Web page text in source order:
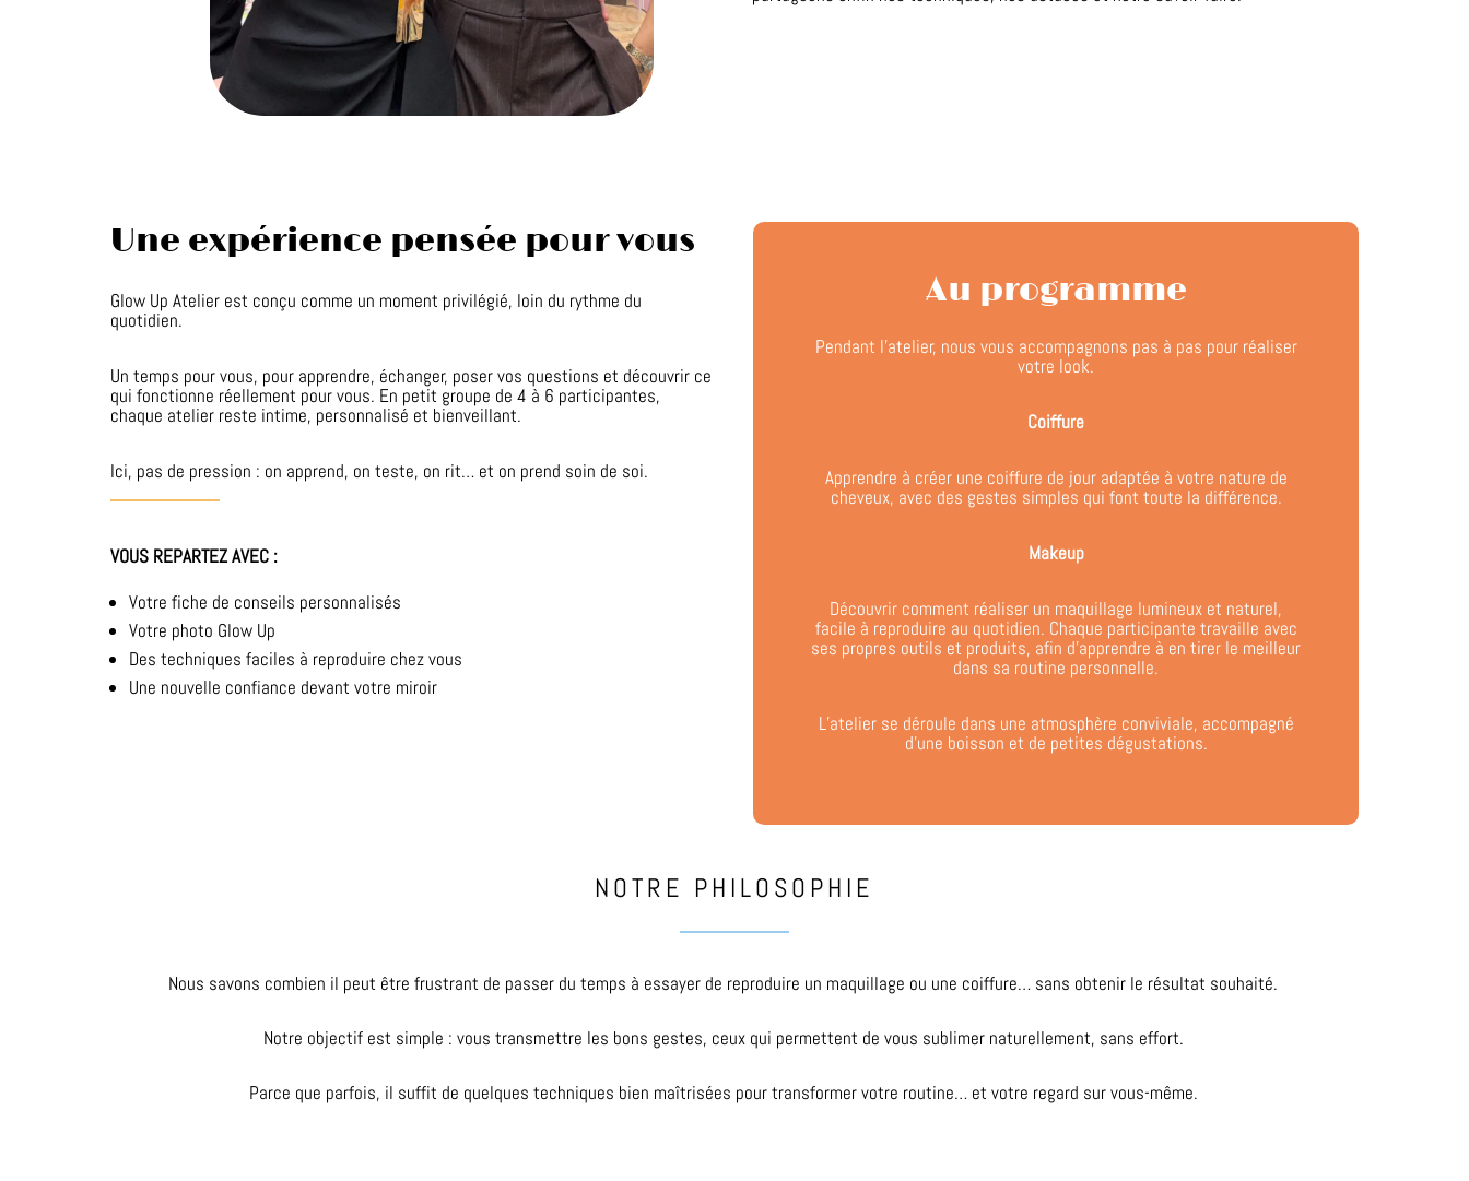
Une expérience pensée pour vous
Glow Up Atelier est conçu comme un moment privilégié, loin du rythme du
quotidien.
Un temps pour vous, pour apprendre, échanger, poser vos questions et découvrir ce
qui fonctionne réellement pour vous. En petit groupe de 4 à 6 participantes,
chaque atelier reste intime, personnalisé et bienveillant.
Ici, pas de pression : on apprend, on teste, on rit… et on prend soin de soi.
VOUS REPARTEZ AVEC :
Votre fiche de conseils personnalisés
Votre photo Glow Up
Des techniques faciles à reproduire chez vous
Une nouvelle confiance devant votre miroir
Au programme
Pendant l’atelier, nous vous accompagnons pas à pas pour réaliser
votre look.
Coiffure
Apprendre à créer une coiffure de jour adaptée à votre nature de
cheveux, avec des gestes simples qui font toute la différence.
Makeup
Découvrir comment réaliser un maquillage lumineux et naturel,
facile à reproduire au quotidien. Chaque participante travaille avec
ses propres outils et produits, afin d’apprendre à en tirer le meilleur
dans sa routine personnelle.
L’atelier se déroule dans une atmosphère conviviale, accompagné
d’une boisson et de petites dégustations.
NOTRE PHILOSOPHIE
Nous savons combien il peut être frustrant de passer du temps à essayer de reproduire un maquillage ou une coiffure… sans obtenir le résultat souhaité.
Notre objectif est simple : vous transmettre les bons gestes, ceux qui permettent de vous sublimer naturellement, sans effort.
Parce que parfois, il suffit de quelques techniques bien maîtrisées pour transformer votre routine… et votre regard sur vous-même.